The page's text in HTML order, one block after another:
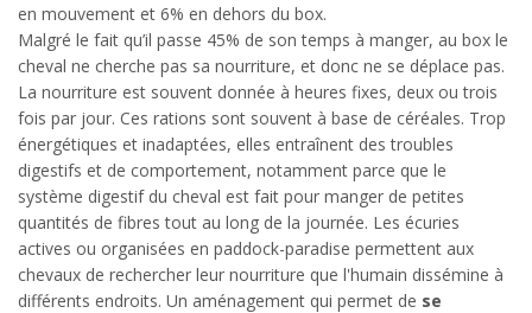
en mouvement et 6% en dehors du box.
Malgré le fait qu’il passe 45% de son temps à manger, au box le
cheval ne cherche pas sa nourriture, et donc ne se déplace pas.
La nourriture est souvent donnée à heures fixes, deux ou trois
fois par jour. Ces rations sont souvent à base de céréales. Trop
énergétiques et inadaptées, elles entraînent des troubles
digestifs et de comportement, notamment parce que le
système digestif du cheval est fait pour manger de petites
quantités de fibres tout au long de la journée. Les écuries
actives ou organisées en paddock-paradise permettent aux
chevaux de rechercher leur nourriture que l'humain dissémine à
différents endroits. Un aménagement qui permet de se